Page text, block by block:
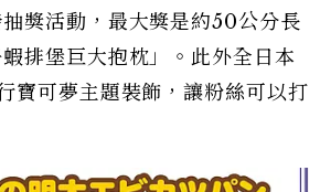
獎活動，最大獎是約50公分長
排堡巨大抱枕」。此外全日本
寶可夢主題裝飾，讓粉絲可以打